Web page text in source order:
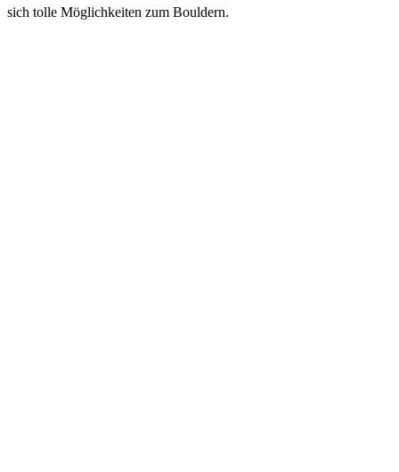
sich tolle Möglichkeiten zum Bouldern.